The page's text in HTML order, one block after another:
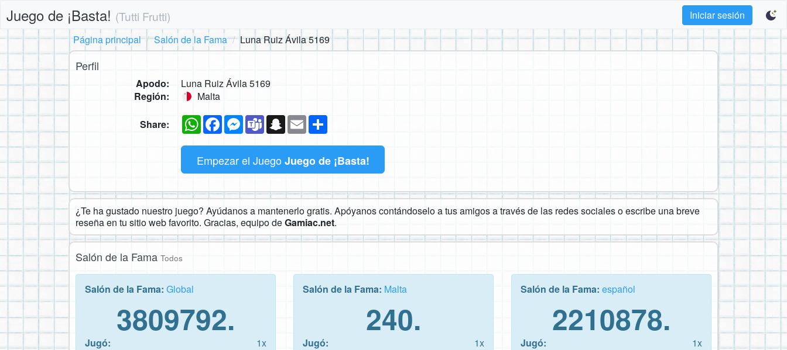
Juego de ¡Basta! (Tutti Frutti)
Iniciar sesión
Página principal
Salón de la Fama Luna Ruiz Ávila 5169
Perfil
Apodo:
Luna Ruiz Ávila 5169
Región:
Malta
Share: WhatsAppFacebookMessenger
TeamsSnapchat
Email
Empezar el Juego Juego de ¡Basta!
¿Te ha gustado nuestro juego? Ayúdanos a mantenerlo gratis. Apóyanos contándoselo a tus amigos a través de las redes sociales o escribe una breve
reseña en tu sitio web favorito. Gracias, equipo deGamiac.net.
Salón de la Fama Todos
Salón de la Fama: Global
3809792.
Jugó:
1x
Salón de la Fama: Malta
240.
Jugó:
1x
Salón de la Fama: español
2210878.
Jugó:
1x